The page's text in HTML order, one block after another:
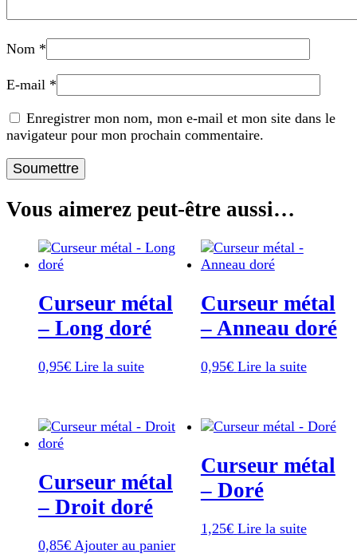
Nom *
E-mail *
Enregistrer mon nom, mon e-mail et mon site dans le
navigateur pour mon prochain commentaire.
Vous aimerez peut-être aussi…
Curseur métal
– Long doré
0,95€ Lire la suite
Curseur métal
– Anneau doré
0,95€ Lire la suite
Curseur métal
– Droit doré
0,85€ Ajouter au panier
Curseur métal
– Doré
1,25€ Lire la suite